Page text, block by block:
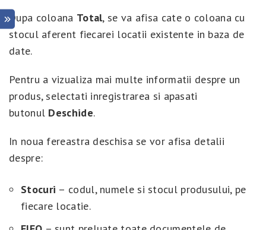
Dupa coloana Total, se va afisa cate o coloana cu
stocul aferent fiecarei locatii existente in baza de
date.
Pentru a vizualiza mai multe informatii despre un
produs, selectati inregistrarea si apasati
butonul Deschide.
In noua fereastra deschisa se vor afisa detalii
despre:
Stocuri – codul, numele si stocul produsului, pe
fiecare locatie.